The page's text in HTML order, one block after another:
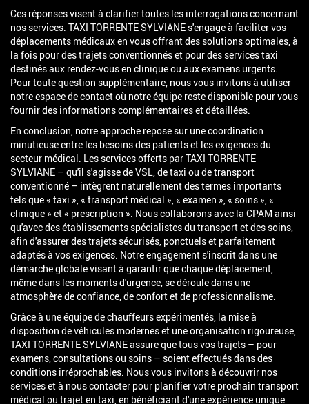
Ces réponses visent à clarifier toutes les interrogations concernant
nos services. TAXI TORRENTE SYLVIANE s'engage à faciliter vos
déplacements médicaux en vous offrant des solutions optimales, à
la fois pour des trajets conventionnés et pour des services taxi
destinés aux rendez-vous en clinique ou aux examens urgents.
Pour toute question supplémentaire, nous vous invitons à utiliser
notre espace de contact où notre équipe reste disponible pour vous
fournir des informations complémentaires et détaillées.
En conclusion, notre approche repose sur une coordination
minutieuse entre les besoins des patients et les exigences du
secteur médical. Les services offerts par TAXI TORRENTE
SYLVIANE – qu'il s'agisse de VSL, de taxi ou de transport
conventionné – intègrent naturellement des termes importants
tels que « taxi », « transport médical », « examen », « soins », «
clinique » et « prescription ». Nous collaborons avec la CPAM ainsi
qu'avec des établissements spécialistes du transport et des soins,
afin d'assurer des trajets sécurisés, ponctuels et parfaitement
adaptés à vos exigences. Notre engagement s'inscrit dans une
démarche globale visant à garantir que chaque déplacement,
même dans les moments d'urgence, se déroule dans une
atmosphère de confiance, de confort et de professionnalisme.
Grâce à une équipe de chauffeurs expérimentés, la mise à
disposition de véhicules modernes et une organisation rigoureuse,
TAXI TORRENTE SYLVIANE assure que tous vos trajets – pour
examens, consultations ou soins – soient effectués dans des
conditions irréprochables. Nous vous invitons à découvrir nos
services et à nous contacter pour planifier votre prochain transport
médical ou trajet en taxi, en bénéficiant d'une expérience unique